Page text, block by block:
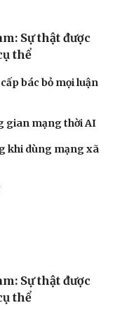
Sự thật được
thể
bác bỏ mọi luận
gian mạng thời AI
khi dùng mạng xã
Sự thật được
thể